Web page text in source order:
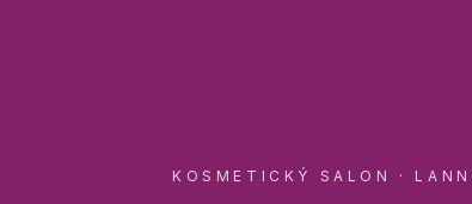
KOSMETICKÝ SALON ·